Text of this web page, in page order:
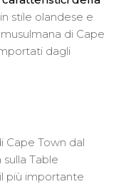
stile olandese e
di Cape
dagli
Cape Town dal
Table
più importante